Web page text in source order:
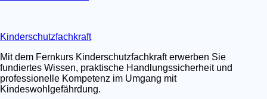
Kinderschutzfachkraft
Mit dem Fernkurs Kinderschutzfachkraft erwerben Sie
fundiertes Wissen, praktische Handlungssicherheit und
professionelle Kompetenz im Umgang mit
Kindeswohlgefährdung.